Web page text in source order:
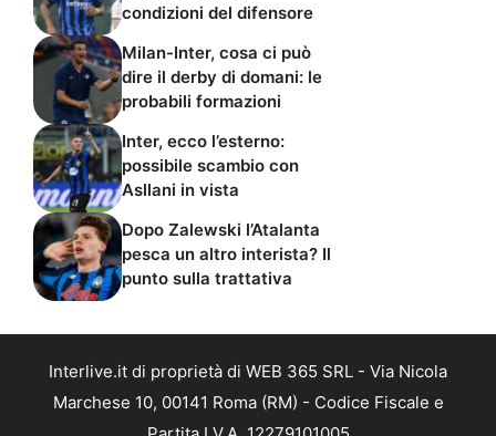
condizioni del difensore
Milan-Inter, cosa ci può
dire il derby di domani: le
probabili formazioni
Inter, ecco l’esterno:
possibile scambio con
Asllani in vista
Dopo Zalewski l’Atalanta
pesca un altro interista? Il
punto sulla trattativa
Interlive.it di proprietà di WEB 365 SRL - Via Nicola
Marchese 10, 00141 Roma (RM) - Codice Fiscale e